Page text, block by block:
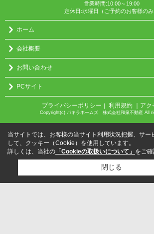
営業時間:10:00～19:00
定休日:水曜日（ご予約のお客様のみ
ホーム
会社概要
お問い合わせ
PCサイト
プライバシーポリシー 利用規約 ｜ア
Copyright(c) パキラホームズ 株式会社和泉不動産 All
当サイトでは、お客様の当サイト利用状況把握、サー
して、クッキー（Cookie）を使用しています。
詳しくは、当社の 「Cookieの取扱いについて」 をご確
閉じる